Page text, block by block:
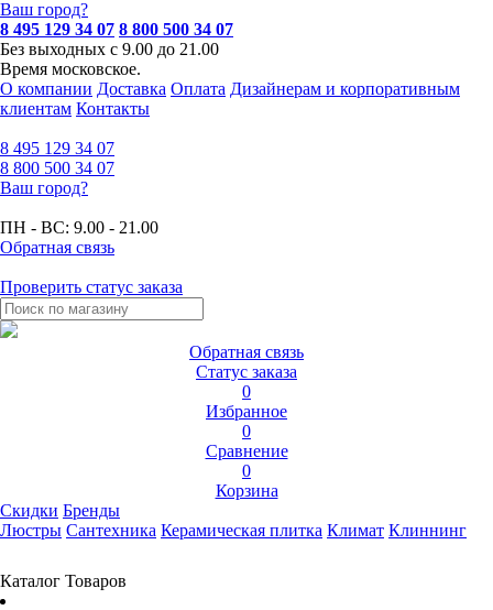
Ваш город?
8 495 129 34 07 8 800 500 34 07
Без выходных с 9.00 до 21.00
Время московское.
О компании Доставка Оплата Дизайнерам и корпоративным
клиентам Контакты
8 495 129 34 07
8 800 500 34 07
Ваш город?
ПН - ВС: 9.00 - 21.00
Обратная связь
Проверить статус заказа
Обратная связь
Статус заказа
0
Избранное
0
Сравнение
0
Корзина
Скидки Бренды
Люстры Сантехника Керамическая плитка Климат Клиннинг
Каталог Товаров